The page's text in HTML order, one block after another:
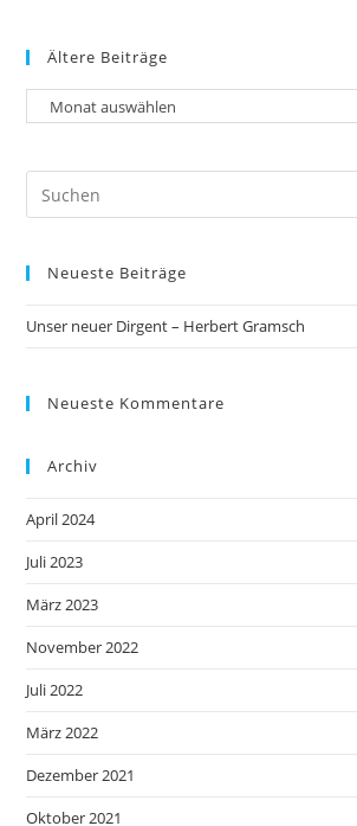
Ältere Beiträge
Neueste Beiträge
Unser neuer Dirgent – Herbert Gramsch
Neueste Kommentare
Archiv
April 2024
Juli 2023
März 2023
November 2022
Juli 2022
März 2022
Dezember 2021
Oktober 2021